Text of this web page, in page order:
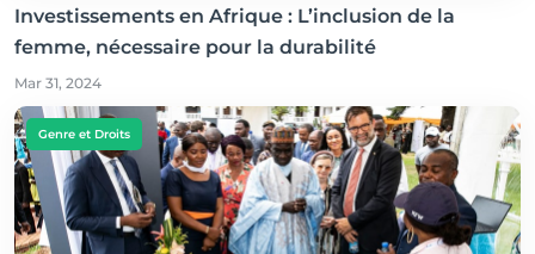
Investissements en Afrique : L’inclusion de la
femme, nécessaire pour la durabilité
Mar 31, 2024
Genre et Droits